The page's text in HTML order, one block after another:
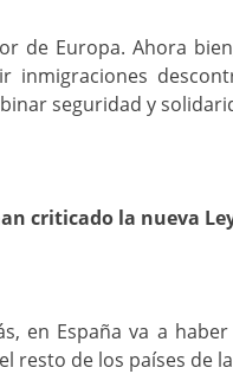
de Europa. Ahora
inmigraciones
seguridad y
criticado la nueva
en España va a
resto de los países de